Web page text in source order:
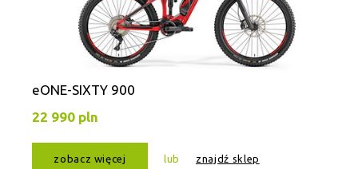
eONE-SIXTY 900
22 990 pln
zobacz więcej lub znajdź sklep